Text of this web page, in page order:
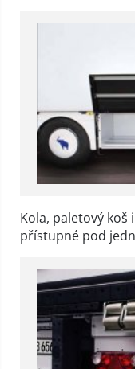
Kola, paletový koš
přístupné pod